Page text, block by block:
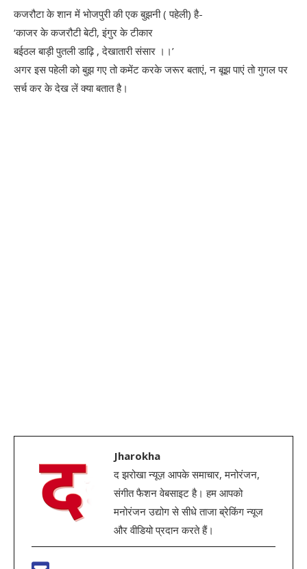
कजरौटा के शान में भोजपुरी की एक बुझनी ( पहेली) है-
‘काजर के कजरौटी बेटी, इंगुर के टीकार
बईठल बाड़ी पुतली डाढ़ि , देखातारी संसार ।।’
अगर इस पहेली को बुझ गए तो कमेंट करके जरूर बताएं, न बूझ पाएं तो गुगल पर
सर्च कर के देख लें क्या बतात है।
Jharokha
द झरोखा न्यूज़ आपके समाचार, मनोरंजन,
संगीत फैशन वेबसाइट है। हम आपको
मनोरंजन उद्योग से सीधे ताजा ब्रेकिंग न्यूज
और वीडियो प्रदान करते हैं।